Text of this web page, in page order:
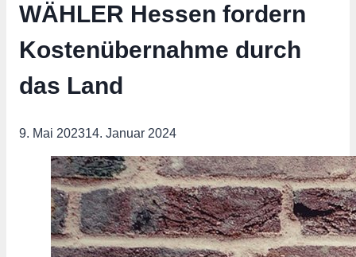
WÄHLER Hessen fordern
Kostenübernahme durch
das Land
9. Mai 202314. Januar 2024